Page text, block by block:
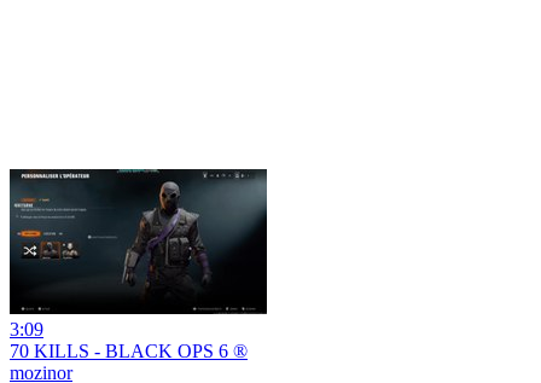
3:09
70 KILLS - BLACK OPS 6 ®
mozinor